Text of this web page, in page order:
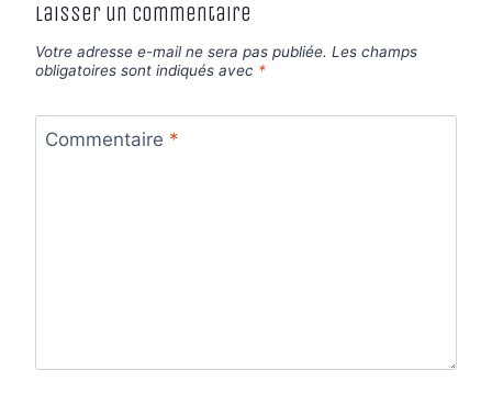
Laisser un commentaire
Votre adresse e-mail ne sera pas publiée. Les champs
obligatoires sont indiqués avec *
Commentaire *